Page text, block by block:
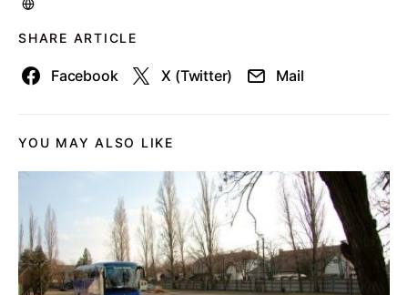
SHARE ARTICLE
Facebook X (Twitter) Mail
YOU MAY ALSO LIKE